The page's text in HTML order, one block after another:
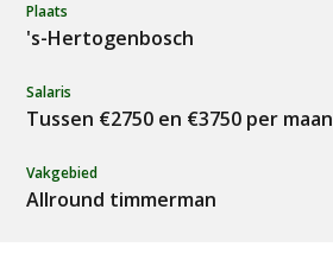
Plaats
's-Hertogenbosch
Salaris
Tussen €2750 en €3750 per
Vakgebied
Allround timmerman